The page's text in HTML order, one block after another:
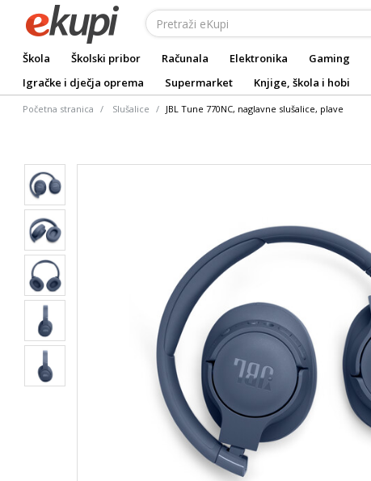
Škola Školski pribor Računala Elektronika Gaming
Igračke i dječja oprema
Supermarket Knjige, škola i hobi
Početna stranica Slušalice JBL Tune 770NC, naglavne slušalice, plave